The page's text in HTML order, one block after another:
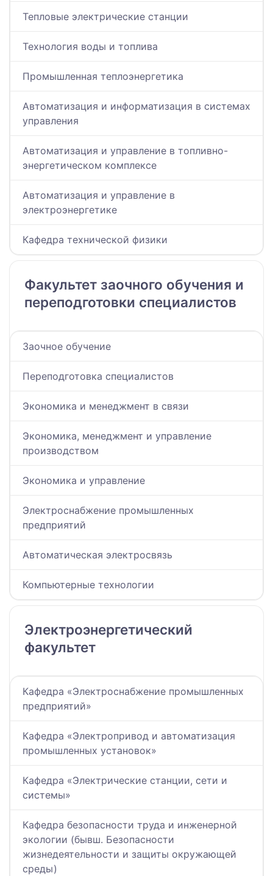
Тепловые электрические станции
Технология воды и топлива
Промышленная теплоэнергетика
Автоматизация и информатизация в системах
управления
Автоматизация и управление в топливно-
энергетическом комплексе
Автоматизация и управление в
электроэнергетике
Кафедра технической физики
Факультет заочного обучения и
переподготовки специалистов
Заочное обучение
Переподготовка специалистов
Экономика и менеджмент в связи
Экономика, менеджмент и управление
производством
Экономика и управление
Электроснабжение промышленных
предприятий
Автоматическая электросвязь
Компьютерные технологии
Электроэнергетический
факультет
Кафедра «Электроснабжение промышленных
предприятий»
Кафедра «Электропривод и автоматизация
промышленных установок»
Кафедра «Электрические станции, сети и
системы»
Кафедра безопасности труда и инженерной
экологии (бывш. Безопасности
жизнедеятельности и защиты окружающей
среды)